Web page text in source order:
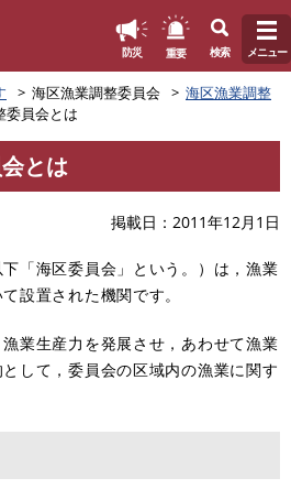
防災 重要 検索 メニュー
海区漁業調整委員会
海区漁業調整
委員会とは
とは
掲載日 2011年12月1日
「海区委員会」という。）は，漁業
設置された機関です。
業生産力を発展させ，あわせて漁業
して，委員会の区域内の漁業に関す